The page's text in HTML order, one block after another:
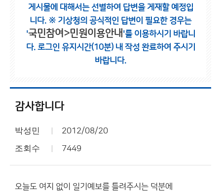
게시물에 대해서는 선별하여 답변을 게재할 예정입
니다. ※ 기상청의 공식적인 답변이 필요한 경우는
'국민참여>민원이용안내 '를 이용하시기 바랍니
다. 로그인 유지시간(10분) 내 작성 완료하여 주시기
바랍니다.
감사합니다
박성민 2012/08/20
조회수 7449
오늘도 여지 없이 일기예보를 틀려주시는 덕분에